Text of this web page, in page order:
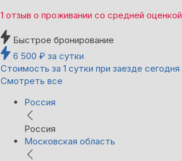
1 отзыв о проживании со средней оценкой
Быстрое бронирование
6 500 ₽ за сутки
Стоимость за 1 сутки при заезде сегодня
Смотреть все
Россия
Россия
Московская область